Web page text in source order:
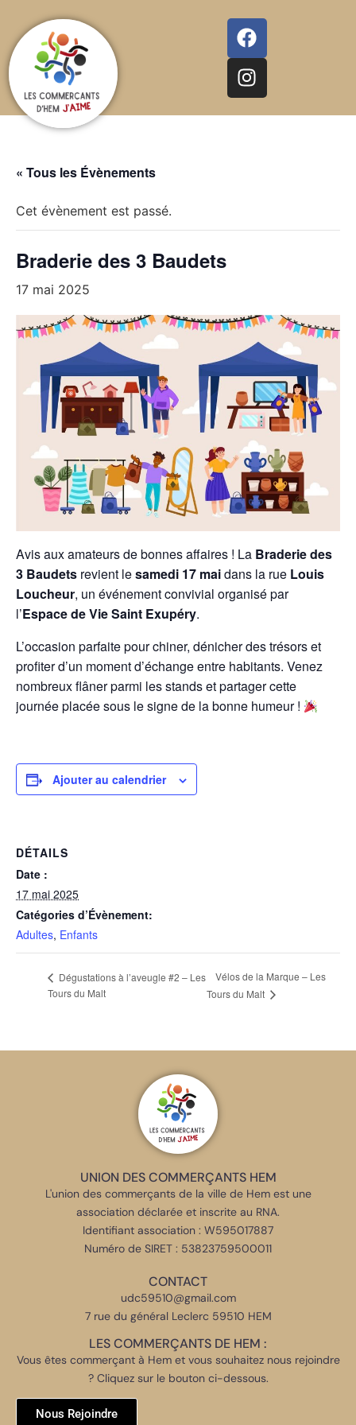
« Tous les Évènements
Cet évènement est passé.
Braderie des 3 Baudets
17 mai 2025
Avis aux amateurs de bonnes affaires ! La Braderie des
3 Baudets revient lesamedi 17 maidans la rue Louis
Loucheur, un événement convivial organisé par
l’Espace de Vie Saint Exupéry.
L’occasion parfaite pour chiner, dénicher des trésors et
profiter d’un moment d’échange entre habitants. Venez
nombreux flâner parmi les stands et partager cette
journée placée sous le signe de la bonne humeur !
Ajouter au calendrier
DÉTAILS
Date :
17 mai 2025
Catégories d’Évènement:
Adultes, Enfants
Dégustations à l’aveugle #2 – Les
Tours du Malt
Vélos de la Marque – Les
Tours du Malt
UNION DES COMMERÇANTS HEM
L'union des commerçants de la ville de Hem est une
association déclarée et inscrite au RNA.
Identifiant association : W595017887
Numéro de SIRET : 53823759500011
CONTACT
udc59510@gmail.com
7 rue du général Leclerc 59510 HEM
LES COMMERÇANTS DE HEM :
Vous êtes commerçant à Hem et vous souhaitez nous rejoindre
? Cliquez sur le bouton ci-dessous.
Nous Rejoindre